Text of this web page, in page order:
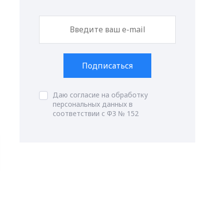
Подписаться
Даю согласие на обработку
персональных данных в
соответствии с ФЗ № 152